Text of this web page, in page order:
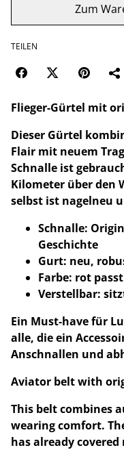
Zum
TEILEN
Flieger-Gürtel mit
Dieser Gürtel
Flair mit neuem
Schnalle ist
Kilometer über den
selbst ist nagelneu
Schnalle:
Geschichte
Gurt: neu,
Farbe: rot
Verstellbar:
Ein Must-have für
alle, die ein
Anschnallen und
Aviator belt with
This belt combines
wearing comfort.
has already